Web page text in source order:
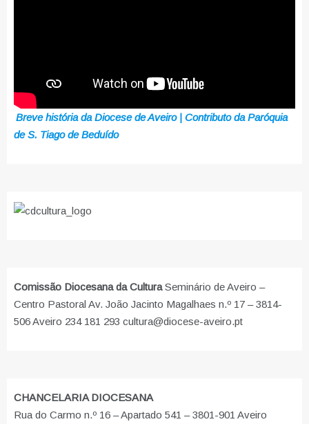
Breve história da Diocese de Aveiro | Contributo da Paróquia
de S. Tiago de Beduído
Comissão Diocesana da CulturaSeminário de Aveiro –
Centro Pastoral Av. João Jacinto Magalhaes n.º 17 – 3814-
506 Aveiro 234 181 293 cultura@diocese-aveiro.pt
CHANCELARIA DIOCESANA
Rua do Carmo n.º 16 – Apartado 541 – 3801-901 Aveiro